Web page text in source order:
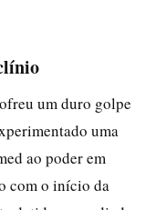
um duro golpe
uma
ao poder em
com o início da